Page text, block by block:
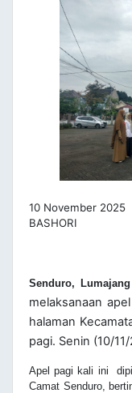
10 November
BASHORI
Senduro, Lumajang
melaksanaan
halaman
pagi. Senin (10/
Apel pagi kali ini
Camat Senduro,